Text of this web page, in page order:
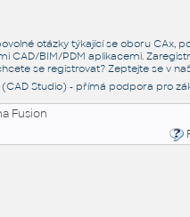
otázky týkající se oboru CAx,
CAD/BIM/PDM aplikacemi.
se registrovat? Zeptejte se v
Studio) - přímá podpora pro
Fusion